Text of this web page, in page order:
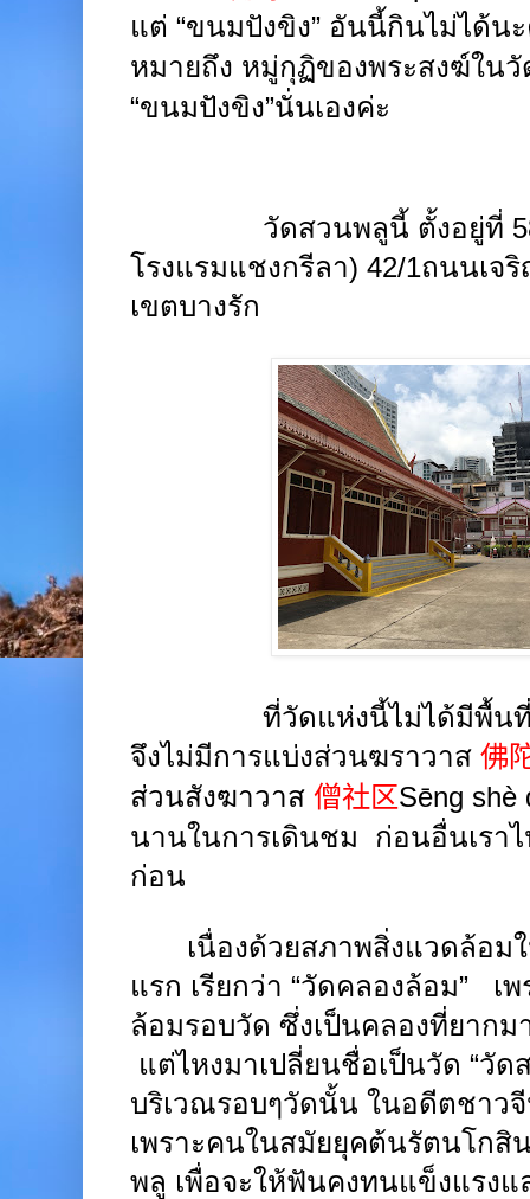
แต่ “ขนมปังขิง” อันนี้กินไม่ได้น
หมายถึง หมู่กุฏิของพระสงฆ์ใน
“ขนมปังขิง”นั่นเองค่ะ
วัดสวนพลูนี้ ตั้งอยู่ที่
โรงแรมแชงกรีลา) 42/1ถนนเจ
เขตบางรัก
ที่วัดแห่งนี้ไม่ได้มีพื้น
จึงไม่มีการแบ่งส่วนฆราวาส 佛
ส่วนสังฆาวาส 僧社区Sēng shè
นานในการเดินชม
ก่อนอื่นเรา
ก่อน
เนื่องด้วยสภาพสิ่งแวดล้อ
แรก เรียกว่า “วัดคลองล้อม”
เ
ล้อมรอบวัด ซึ่งเป็นคลองที่ยากม
แต่ไหงมาเปลี่ยนชื่อเป็นวัด “วัด
บริเวณรอบๆวัดนั้น ในอดีตชาว
เพราะคนในสมัยยุคต้นรัตนโก
พลู เพื่อจะให้ฟันคงทนแข็งแรงแ